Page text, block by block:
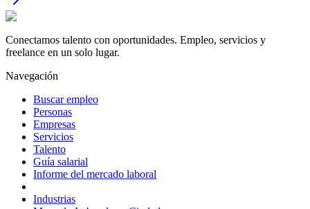
Conectamos talento con oportunidades. Empleo, servicios y
freelance en un solo lugar.
Navegación
Buscar empleo
Personas
Empresas
Servicios
Talento
Guía salarial
Informe del mercado laboral
Industrias